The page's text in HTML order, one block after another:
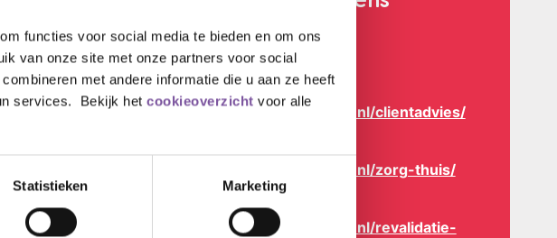
functies voor social media te bieden en om ons
van onze site met onze partners voor social
met andere informatie die u aan ze heeft
services. Bekijk het cookieoverzicht voor alle
Statistieken Marketing
Klantcontactcentrum
088 356 00 00
Cliëntadvies
https://www.silverein.nl/clientadvies/
https://www.silverein.nl/zorg-thuis/
Revalidatie & herstel
https://www.silverein.nl/revalidatie-